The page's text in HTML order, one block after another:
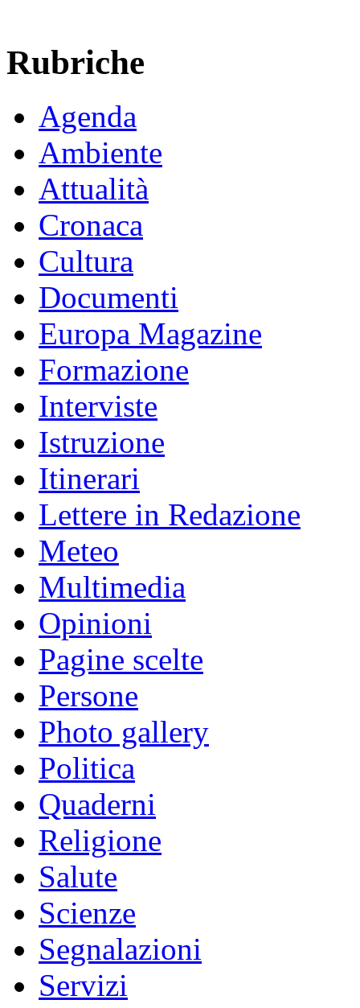
Rubriche
Agenda
Ambiente
Attualità
Cronaca
Cultura
Documenti
Europa Magazine
Formazione
Interviste
Istruzione
Itinerari
Lettere in Redazione
Meteo
Multimedia
Opinioni
Pagine scelte
Persone
Photo gallery
Politica
Quaderni
Religione
Salute
Scienze
Segnalazioni
Servizi